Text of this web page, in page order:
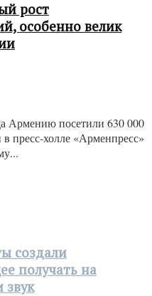
рост
особенно велик
Армению посетили 630 000
пресс-холле «Арменпресс»
создали
получать на
звук